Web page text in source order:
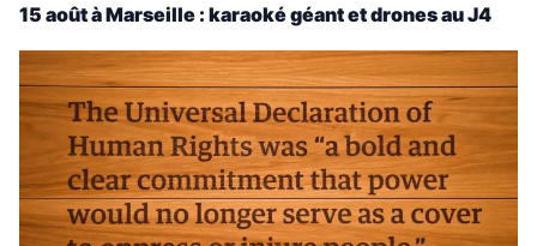
15 août à Marseille : karaoké géant et drones au J4